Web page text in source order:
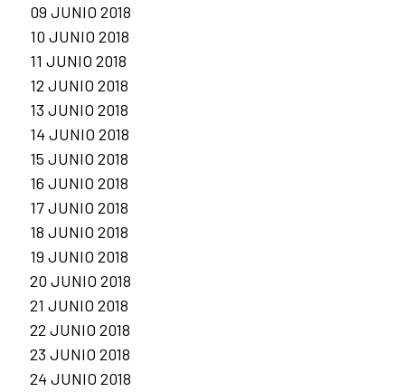
09 JUNIO 2018
10 JUNIO 2018
11 JUNIO 2018
12 JUNIO 2018
13 JUNIO 2018
14 JUNIO 2018
15 JUNIO 2018
16 JUNIO 2018
17 JUNIO 2018
18 JUNIO 2018
19 JUNIO 2018
20 JUNIO 2018
21 JUNIO 2018
22 JUNIO 2018
23 JUNIO 2018
24 JUNIO 2018